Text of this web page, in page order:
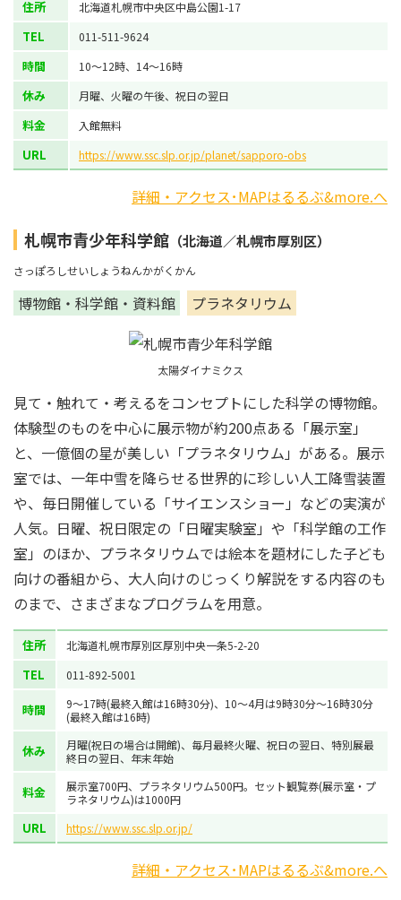
住所 北海道札幌市中央区中島公園1-17
TEL 011-511-9624
時間 10～12時、14～16時
休み 月曜、火曜の午後、祝日の翌日
料金 入館無料
URL https://www.ssc.slp.or.jp/planet/sapporo-obs
詳細・アクセス･MAPはるるぶ&more.へ
札幌市青少年科学館 （北海道／札幌市厚別区）
さっぽろしせいしょうねんかがくかん
博物館・科学館・資料館 プラネタリウム
太陽ダイナミクス
見て・触れて・考えるをコンセプトにした科学の博物館。
体験型のものを中心に展示物が約200点ある「展示室」
と、一億個の星が美しい「プラネタリウム」がある。展示
室では、一年中雪を降らせる世界的に珍しい人工降雪装置
や、毎日開催している「サイエンスショー」などの実演が
人気。日曜、祝日限定の「日曜実験室」や「科学館の工作
室」のほか、プラネタリウムでは絵本を題材にした子ども
向けの番組から、大人向けのじっくり解説をする内容のも
のまで、さまざまなプログラムを用意。
住所 北海道札幌市厚別区厚別中央一条5-2-20
TEL 011-892-5001
時間
9～17時(最終入館は16時30分)、10～4月は9時30分～16時30分
(最終入館は16時)
休み
月曜(祝日の場合は開館)、毎月最終火曜、祝日の翌日、特別展最
終日の翌日、年末年始
料金
展示室700円、プラネタリウム500円。セット観覧券(展示室・プ
ラネタリウム)は1000円
URL https://www.ssc.slp.or.jp/
詳細・アクセス･MAPはるるぶ&more.へ